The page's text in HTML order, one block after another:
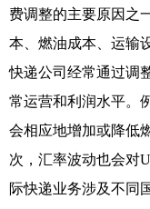
费调整的主要原因之
本、燃油成本、运输
快递公司经常通过调
常运营和利润水平。
会相应地增加或降低
次，汇率波动也会对
际快递业务涉及不同